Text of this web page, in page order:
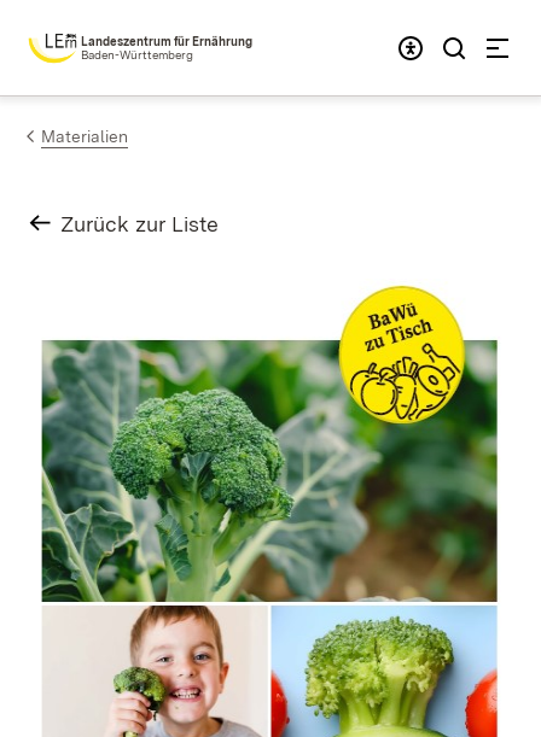
Zum Inhalt springen
Landeszentrum für Ernährung
Baden-Württemberg
Materialien
Zurück zur Liste